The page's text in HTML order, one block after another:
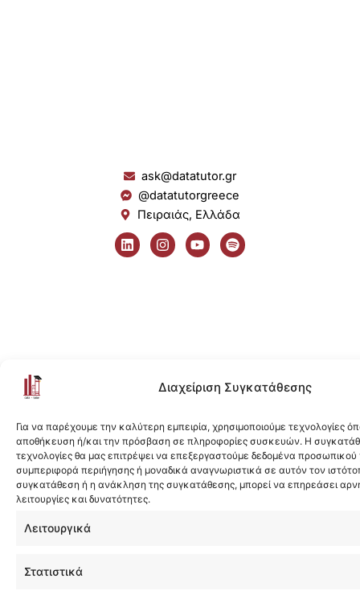
Διαχείριση Συγκατάθεσης
Για να παρέχουμε την καλύτερη εμπειρία, χρησιμοποιούμε τεχνολογίες
αποθήκευση ή/και την πρόσβαση σε πληροφορίες συσκευών. Η
τεχνολογίες θα μας επιτρέψει να επεξεργαστούμε δεδομένα
συμπεριφορά περιήγησης ή μοναδικά αναγνωριστικά σε αυτόν τον
συγκατάθεση ή η ανάκληση της συγκατάθεσης, μπορεί να επηρεάσει
λειτουργίες και δυνατότητες.
Λειτουργικά
Στατιστικά
ask@datatutor.gr
@datatutorgreece
Πειραιάς, Ελλάδα
L
i
n
I
n
s
Y
o
u
S
p
o